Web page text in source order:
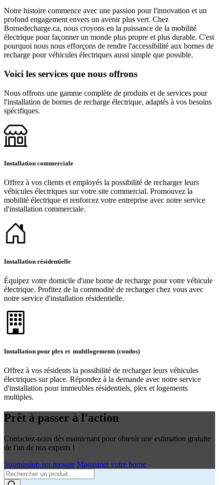
Notre histoire commence avec une passion pour l'innovation et un
profond engagement envers un avenir plus vert. Chez
Bornedecharge.ca, nous croyons en la puissance de la mobilité
électrique pour façonner un monde plus propre et plus durable. C'est
pourquoi nous nous efforçons de rendre l'accessibilité aux bornes de
recharge pour véhicules électriques aussi simple que possible.
Voici les services que nous offrons
Nous offrons une gamme complète de produits et de services pour
l'installation de bornes de recharge électrique, adaptés à vos besoins
spécifiques.
Installation commerciale
Offrez à vos clients et employés la possibilité de recharger leurs
véhicules électriques sur votre site commercial. Promouvez la
mobilité électrique et renforcez votre entreprise avec notre service
d'installation commerciale.
Installation résidentielle
Équipez votre domicile d'une borne de recharge pour votre véhicule
électrique. Profitez de la commodité de recharger chez vous avec
notre service d'installation résidentielle.
Installation pour plex et multilogements (condos)
Offrez à vos résidents la possibilité de recharger leurs véhicules
électriques sur place. Répondez à la demande avec notre service
d'installation pour immeubles résidentiels, plex et logements
multiples.
Prêt à passer à l'action
Contactez-nous dès maintenant pour obtenir une estimation gratuite
de l'un de nos experts !
Soumission sur mesure Magasiner votre borne
Products
search